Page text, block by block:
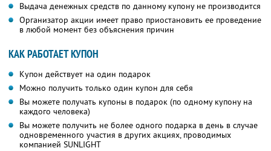
Выдача денежных средств по данному купону не производится
Организатор акции имеет право приостановить ее проведение
в любой момент без объяснения причин
КАК РАБОТАЕТ КУПОН
Купон действует на один подарок
Можно получить только один купон для себя
Вы можете получать купоны в подарок (по одному купону на
каждого человека)
Вы можете получить не более одного подарка в день в случае
одновременного участия в других акциях, проводимых
компанией SUNLIGHT